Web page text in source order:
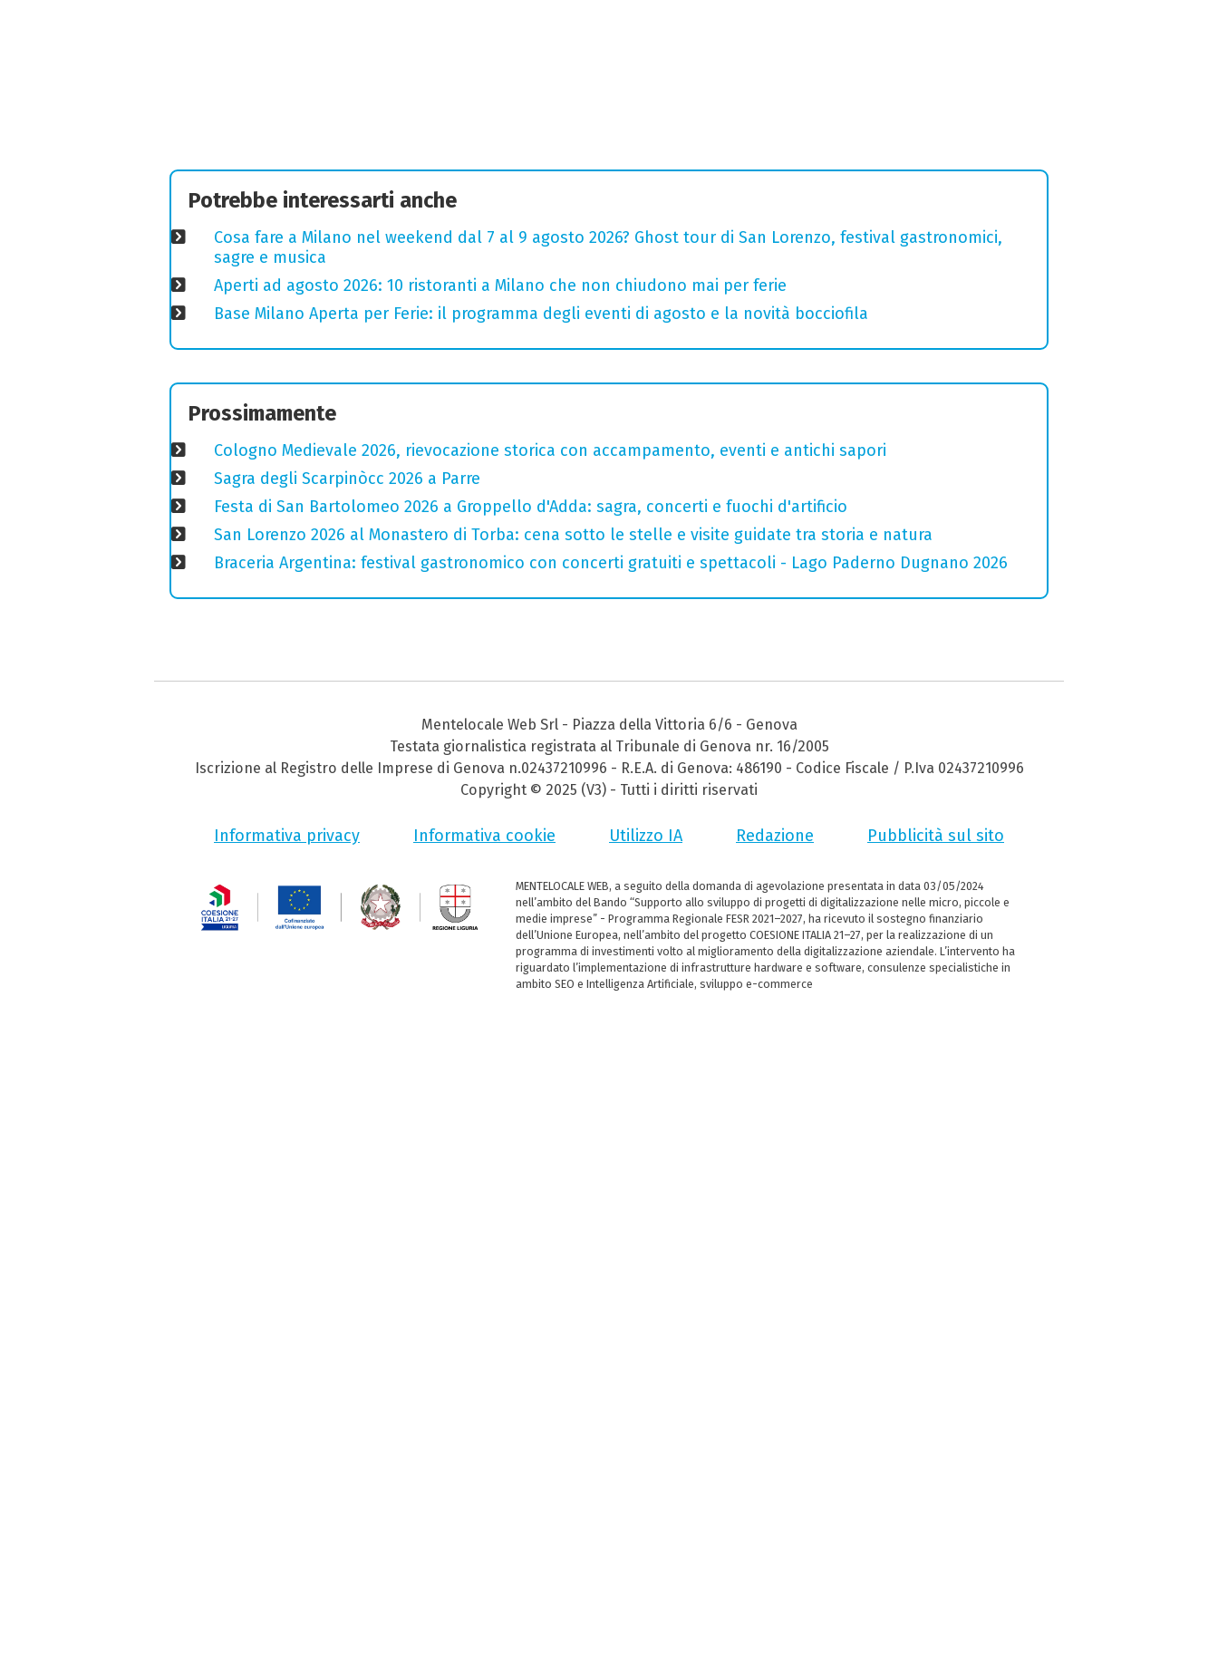
Potrebbe interessarti anche
Cosa fare a Milano nel weekend dal 7 al 9 agosto 2026? Ghost tour di San Lorenzo, festival gastronomici,
sagre e musica
Aperti ad agosto 2026: 10 ristoranti a Milano che non chiudono mai per ferie
Base Milano Aperta per Ferie: il programma degli eventi di agosto e la novità bocciofila
Prossimamente
Cologno Medievale 2026, rievocazione storica con accampamento, eventi e antichi sapori
Sagra degli Scarpinòcc 2026 a Parre
Festa di San Bartolomeo 2026 a Groppello d'Adda: sagra, concerti e fuochi d'artificio
San Lorenzo 2026 al Monastero di Torba: cena sotto le stelle e visite guidate tra storia e natura
Braceria Argentina: festival gastronomico con concerti gratuiti e spettacoli - Lago Paderno Dugnano 2026
Mentelocale Web Srl - Piazza della Vittoria 6/6 - Genova
Testata giornalistica registrata al Tribunale di Genova nr. 16/2005
Iscrizione al Registro delle Imprese di Genova n.02437210996 - R.E.A. di Genova: 486190 - Codice Fiscale / P.Iva 02437210996
Copyright © 2025 (V3) - Tutti i diritti riservati
Informativa privacy Informativa cookie Utilizzo IA Redazione Pubblicità sul sito
MENTELOCALE WEB, a seguito della domanda di agevolazione presentata in data 03/05/2024
nell’ambito del Bando “Supporto allo sviluppo di progetti di digitalizzazione nelle micro, piccole e
medie imprese” - Programma Regionale FESR 2021–2027, ha ricevuto il sostegno finanziario
dell’Unione Europea, nell’ambito del progetto COESIONE ITALIA 21–27, per la realizzazione di un
programma di investimenti volto al miglioramento della digitalizzazione aziendale. L’intervento ha
riguardato l’implementazione di infrastrutture hardware e software, consulenze specialistiche in
ambito SEO e Intelligenza Artificiale, sviluppo e-commerce